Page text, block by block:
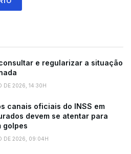
e regularizar a situação
DE 2026, 14:30H
canais oficiais do INSS em
devem se atentar para
golpes
DE 2026, 09:04H